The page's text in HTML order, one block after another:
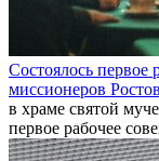
Состоялось первое
миссионеров
в храме святой
первое рабочее